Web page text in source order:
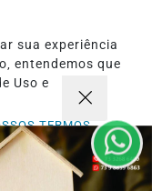
sua experiência
entendemos que
Uso e
TERMOS